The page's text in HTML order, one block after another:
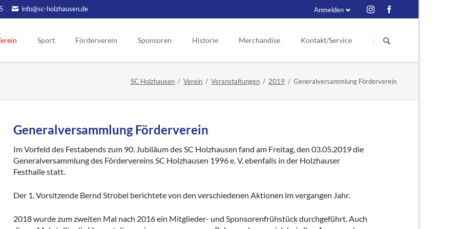
info@sc-holzhausen.de Anmelden
überspringen
Aktuelles
Archivberichte 2020-2022
Sport
Mannschaft Ü50
Aerobic / Fitness
Kinderturnen
Ex Schiri
Förderverein
Werbepartner
Historie FV
Jubiläen des Fördervereins
Sponsoren Historie
Ehrenvorsitzende
Tag der Ehrenmitglieder
Menschen
Vorstand
ehemaliger Vorstand
Alte Herren
Merchandise Kontakt/Service
Ansprechpartner
Suche
SC Holzhausen Verein Veranstaltungen 2019 Generalversammlung Förderverein
Generalversammlung Förderverein
Im Vorfeld des Festabends zum 90. Jubiläum des SC Holzhausen fand am Freitag, den 03.05.2019 die
Generalversammlung des Fördervereins SC Holzhausen 1996 e. V. ebenfalls in der Holzhauser
Festhalle statt.
Der 1. Vorsitzende Bernd Strobel berichtete von den verschiedenen Aktionen im vergangen Jahr.
2018 wurde zum zweiten Mal nach 2016 ein Mitglieder- und Sponsorenfrühstück durchgeführt. Auch